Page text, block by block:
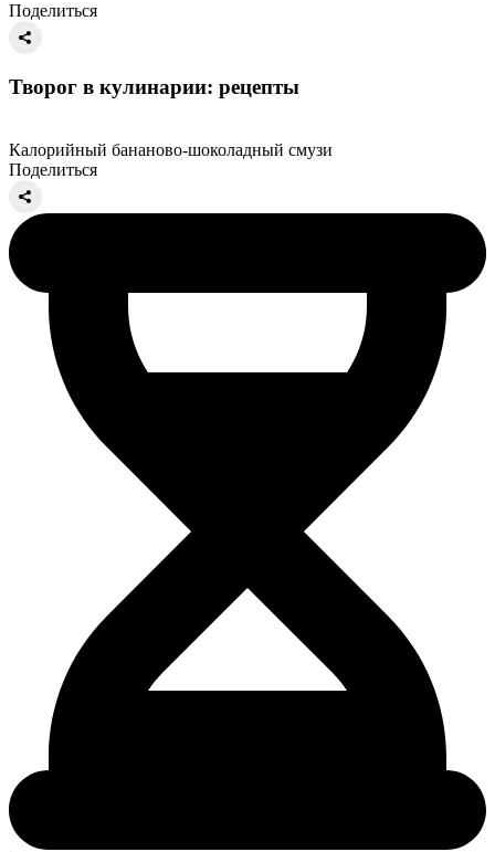
Поделиться
Творог в кулинарии: рецепты
Калорийный бананово‑шоколадный смузи
Поделиться